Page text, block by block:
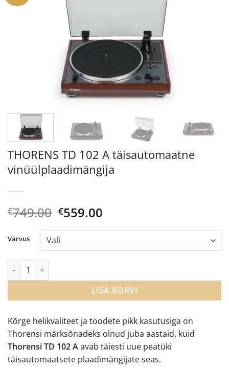
THORENS TD 102 A täisautomaatne
vinüülplaadimängija
€749.00 Algne
oli:
€749.00.
€559.00
€559.00.
Kõrge helikvaliteet ja toodete pikk kasutusiga on
Thorensi märksõnadeks olnud juba aastaid, kuid
Thorensi TD 102 Aavab täiesti uue peatüki
täisautomaatsete plaadimängijate seas.
Värvus
THORENS TD 102 A täisautomaatne vinüülplaadimängija kogus
LISA KORVI